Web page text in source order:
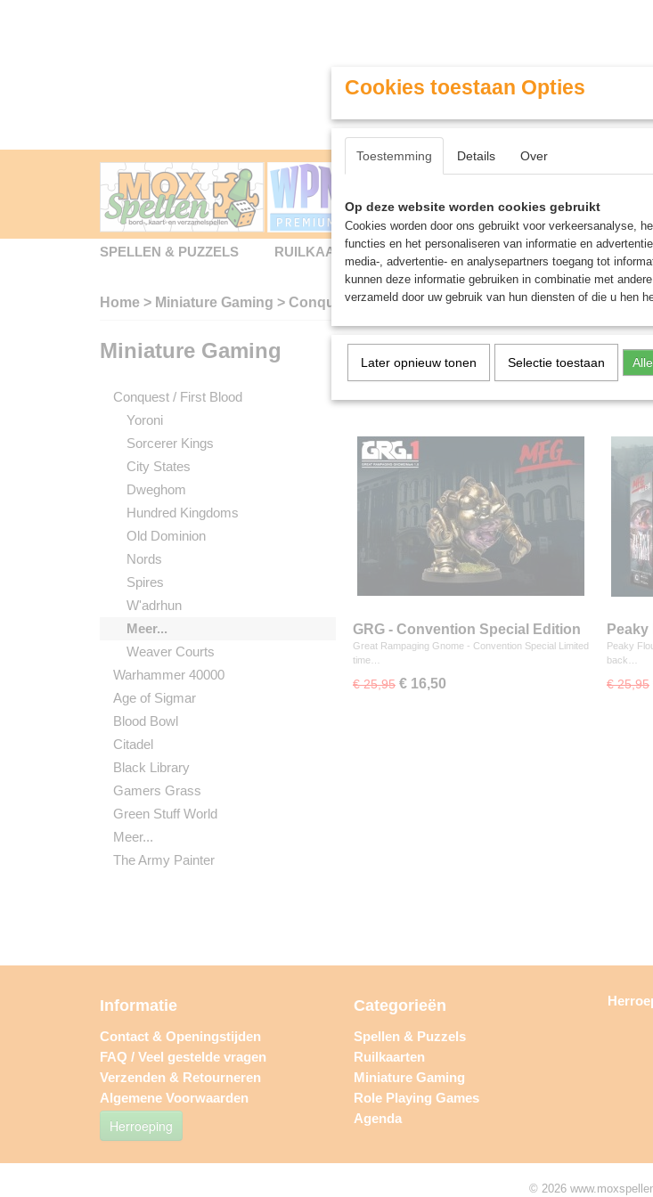
Contact & Openingstijden
SPELLEN & PUZZELS RUILKAARTEN MINIATURE GAMING ROLE
Home > Miniature Gaming > Conquest / First Blood>Meer...
Miniature Gaming
Conquest / First Blood
Yoroni
Sorcerer Kings
City States
Dweghom
Hundred Kingdoms
Old Dominion
Nords
Spires
W'adrhun
Meer...
Weaver Courts
Warhammer 40000
Age of Sigmar
Blood Bowl
Citadel
Black Library
Gamers Grass
Green Stuff World
Meer...
The Army Painter
GRG - Convention Special Edition
Great Rampaging Gnome - Convention Special Limited
time…
€ 25,95 € 16,50
Peaky
back…
€ 25,95
Informatie
Contact & Openingstijden
FAQ / Veel gestelde vragen
Verzenden & Retourneren
Algemene Voorwaarden
Herroeping
Categorieën
Spellen & Puzzels
Ruilkaarten
Miniature Gaming
Role Playing Games
Agenda
© 2026
Cookies toestaan Opties
Toestemming Details Over
Op deze website worden cookies gebruikt
Cookies worden door ons gebruikt voor verkeersanalyse,
functies en het personaliseren van informatie en
media-, advertentie- en analysepartners toegang tot
kunnen deze informatie gebruiken in combinatie met
verzameld door uw gebruik van hun diensten of die u hen
Later opnieuw tonen Selectie toestaan